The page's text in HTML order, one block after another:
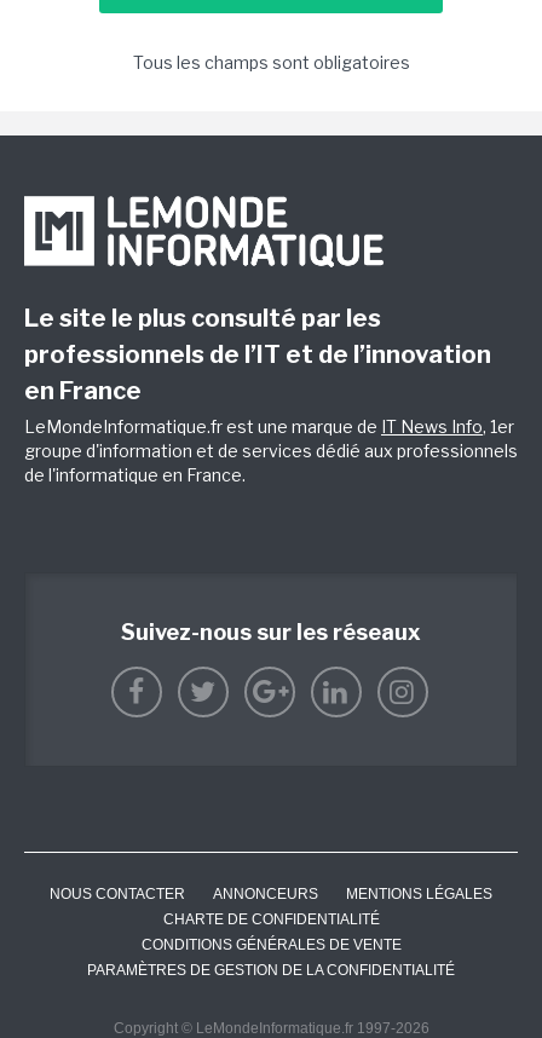
Tous les champs sont obligatoires
Le site le plus consulté par les
professionnels de l’IT et de l’innovation
en France
LeMondeInformatique.fr est une marque de IT News Info, 1er
groupe d'information et de services dédié aux professionnels
de l'informatique en France.
Suivez-nous sur les réseaux
NOUS CONTACTER ANNONCEURS
MENTIONS LÉGALES
CHARTE DE CONFIDENTIALITÉ
CONDITIONS GÉNÉRALES DE VENTE
PARAMÈTRES DE GESTION DE LA CONFIDENTIALITÉ
Copyright © LeMondeInformatique.fr 1997-2026